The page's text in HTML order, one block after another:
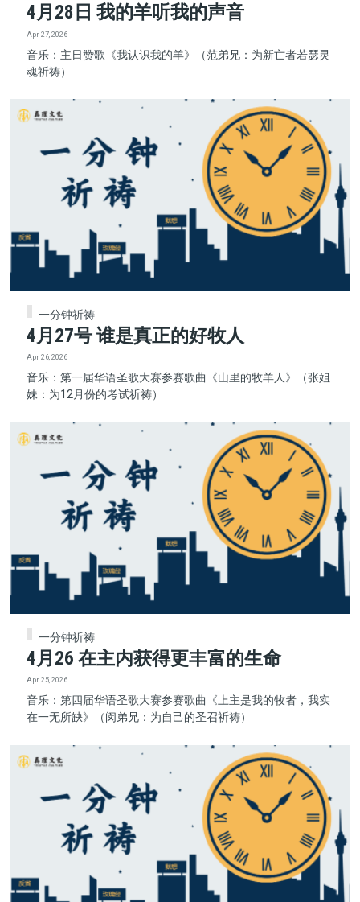
4月28日 我的羊听我的声音
Apr 27, 2026
音乐：主日赞歌《我认识我的羊》（范弟兄：为新亡者若瑟灵
魂祈祷）
一分钟祈祷
4月27号 谁是真正的好牧人
Apr 26, 2026
音乐：第一届华语圣歌大赛参赛歌曲《山里的牧羊人》（张姐
妹：为12月份的考试祈祷）
一分钟祈祷
4月26 在主内获得更丰富的生命
Apr 25, 2026
音乐：第四届华语圣歌大赛参赛歌曲《上主是我的牧者，我实
在一无所缺》（闵弟兄：为自己的圣召祈祷）